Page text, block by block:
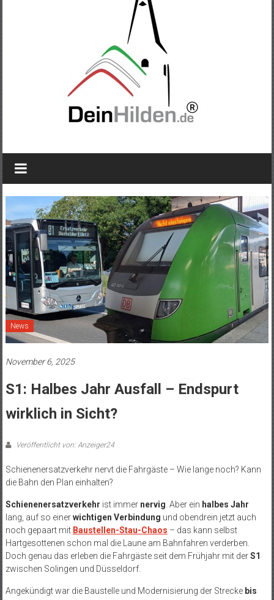
News
November 6, 2025
S1: Halbes Jahr Ausfall – Endspurt
wirklich in Sicht?
Veröffentlicht von: Anzeiger24
Schienenersatzverkehr nervt die Fahrgäste – Wie lange noch? Kann
die Bahn den Plan einhalten?
Schienenersatzverkehr ist immer nervig. Aber ein halbes Jahr
lang, auf so einerwichtigen Verbindung und obendrein jetzt auch
noch gepaart mit Baustellen-Stau-Chaos – das kann selbst
Hartgesottenen schon mal die Laune am Bahnfahren verderben.
Doch genau das erleben die Fahrgäste seit dem Frühjahr mit derS1
zwischen Solingen und Düsseldorf.
Angekündigt war die Baustelle und Modernisierung der Strecke bis